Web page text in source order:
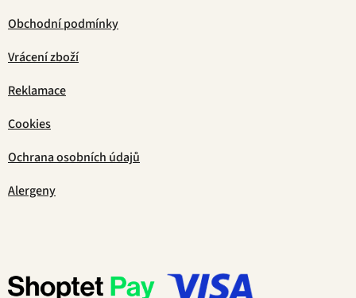
Obchodní podmínky
Vrácení zboží
Reklamace
Cookies
Ochrana osobních údajů
Alergeny